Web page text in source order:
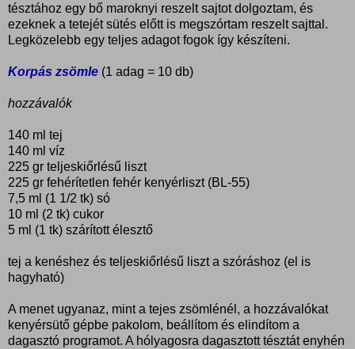
tésztához egy bő maroknyi reszelt sajtot dolgoztam, és
ezeknek a tetejét sütés előtt is megszórtam reszelt sajttal.
Legközelebb egy teljes adagot fogok így készíteni.
Korpás zsömle (1 adag = 10 db)
hozzávalók
140 ml tej
140 ml víz
225 gr teljeskiőrlésű liszt
225 gr fehérítetlen fehér kenyérliszt (BL-55)
7,5 ml (1 1/2 tk) só
10 ml (2 tk) cukor
5 ml (1 tk) szárított élesztő
tej a kenéshez és teljeskiőrlésű liszt a szóráshoz (el is
hagyható)
A menet ugyanaz, mint a tejes zsömlénél, a hozzávalókat
kenyérsütő gépbe pakolom, beállítom és elindítom a
dagasztó programot. A hólyagosra dagasztott tésztát enyhén